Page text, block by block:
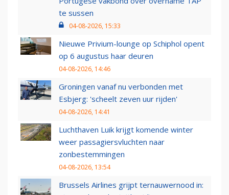
te sussen
04-08-2026, 15:33
Nieuwe Privium-lounge op Schiphol opent
op 6 augustus haar deuren
04-08-2026, 14:46
Groningen vanaf nu verbonden met
Esbjerg: 'scheelt zeven uur rijden'
04-08-2026, 14:41
Luchthaven Luik krijgt komende winter
weer passagiersvluchten naar
zonbestemmingen
04-08-2026, 13:54
Brussels Airlines grijpt ternauwernood in: